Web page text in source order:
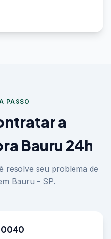
PASSO
a
Bauru 24h
resolve seu problema de
Bauru - SP.
0040